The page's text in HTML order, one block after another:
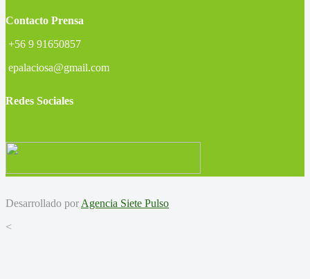
Contacto Prensa
+56 9 91650857
epalaciosa@gmail.com
Redes Sociales
Desarrollado por Agencia Siete Pulso
<